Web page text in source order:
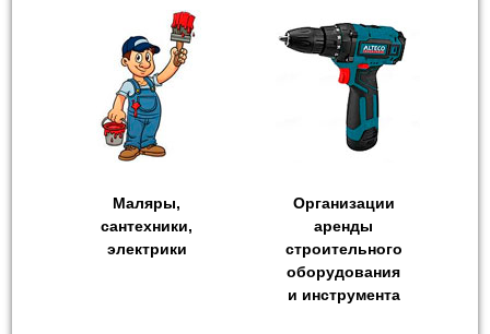
Маляры,
сантехники,
электрики
Организации
аренды
строительного
оборудования
и инструмента